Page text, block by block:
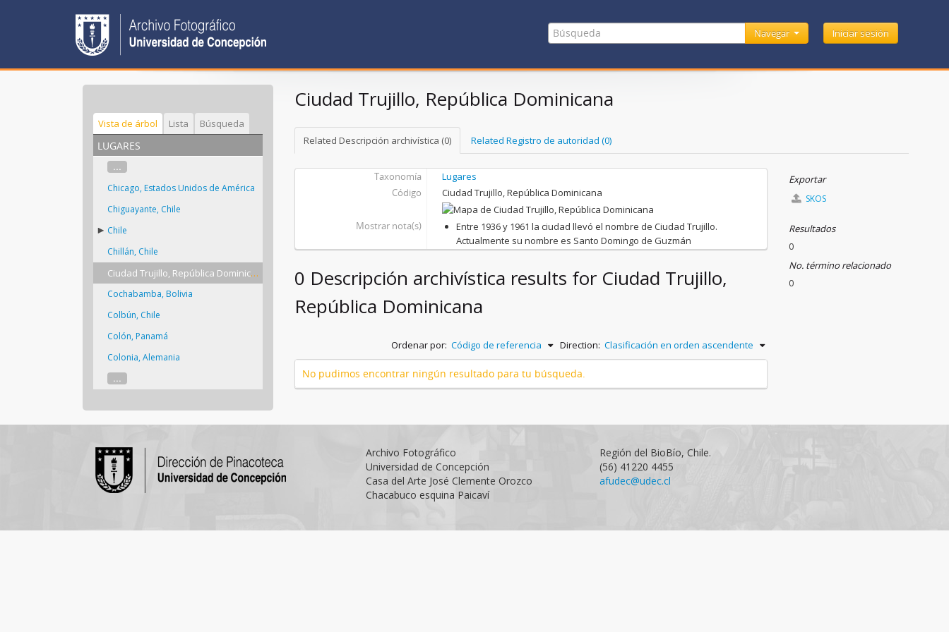
Iniciar sesión
Navegar
Vista de árbol Lista Búsqueda
lugares
...
Chicago, Estados Unidos de América
Chiguayante, Chile
Chile
Chillán, Chile
Ciudad Trujillo, República Dominicana
Cochabamba, Bolivia
Colbún, Chile
Colón, Panamá
Colonia, Alemania
...
Ciudad Trujillo, República Dominicana
Related Descripción archivística (0) Related Registro de autoridad (0)
Taxonomía
Lugares
Código
Ciudad Trujillo, República Dominicana
Mostrar nota(s)
Entre 1936 y 1961 la ciudad llevó el nombre de Ciudad Trujillo.
Actualmente su nombre es Santo Domingo de Guzmán
0 Descripción archivística results for Ciudad Trujillo,
República Dominicana
Ordenar por: Código de referencia Direction: Clasificación en orden ascendente
No pudimos encontrar ningún resultado para tu búsqueda.
Exportar
SKOS
Resultados
0
No. término relacionado
0
Archivo Fotográfico
Universidad de Concepción
Casa del Arte José Clemente Orozco
Chacabuco esquina Paicaví
Región del BioBío, Chile.
(56) 41220 4455
afudec@udec.cl